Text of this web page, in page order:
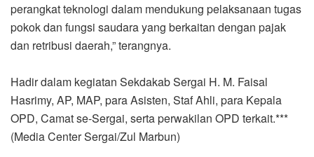
perangkat teknologi dalam mendukung pelaksanaan tugas
pokok dan fungsi saudara yang berkaitan dengan pajak
dan retribusi daerah,” terangnya.
Hadir dalam kegiatan Sekdakab Sergai H. M. Faisal
Hasrimy, AP, MAP, para Asisten, Staf Ahli, para Kepala
OPD, Camat se-Sergai, serta perwakilan OPD terkait.***
(Media Center Sergai/Zul Marbun)